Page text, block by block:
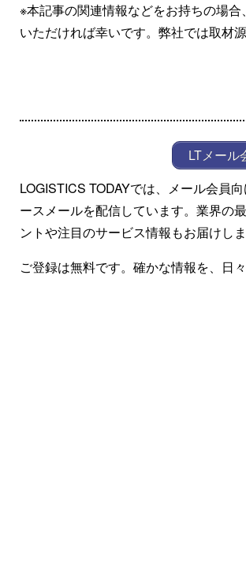
※本記事の関連情報などをお持ちの場
いただければ幸いです。弊社では取材
LTメール
LOGISTICS TODAYでは、メール会員
ースメールを配信しています。業界の
ントや注目のサービス情報もお届けしま
ご登録は無料です。確かな情報を、日